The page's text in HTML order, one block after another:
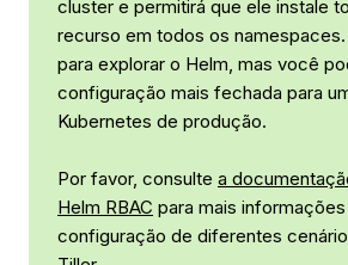
cluster e permitirá que ele instale
recurso em todos os
para explorar o Helm, mas você
configuração mais fechada para
Kubernetes de produção.
Por favor, consulte a
Helm RBAC para mais
configuração de diferentes